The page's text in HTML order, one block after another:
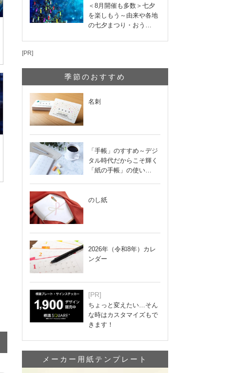
＜8月開催も多数＞七夕
を楽しもう～由来や各地
の七夕まつり・おう…
[PR]
季節のおすすめ
名刺
「手帳」のすすめ～デジ
タル時代だからこそ輝く
「紙の手帳」の使い…
のし紙
2026年（令和8年）カレ
ンダー
[PR]
ちょっと変えたい…そん
な時はカスタマイズもで
きます！
メーカー用紙テンプレート